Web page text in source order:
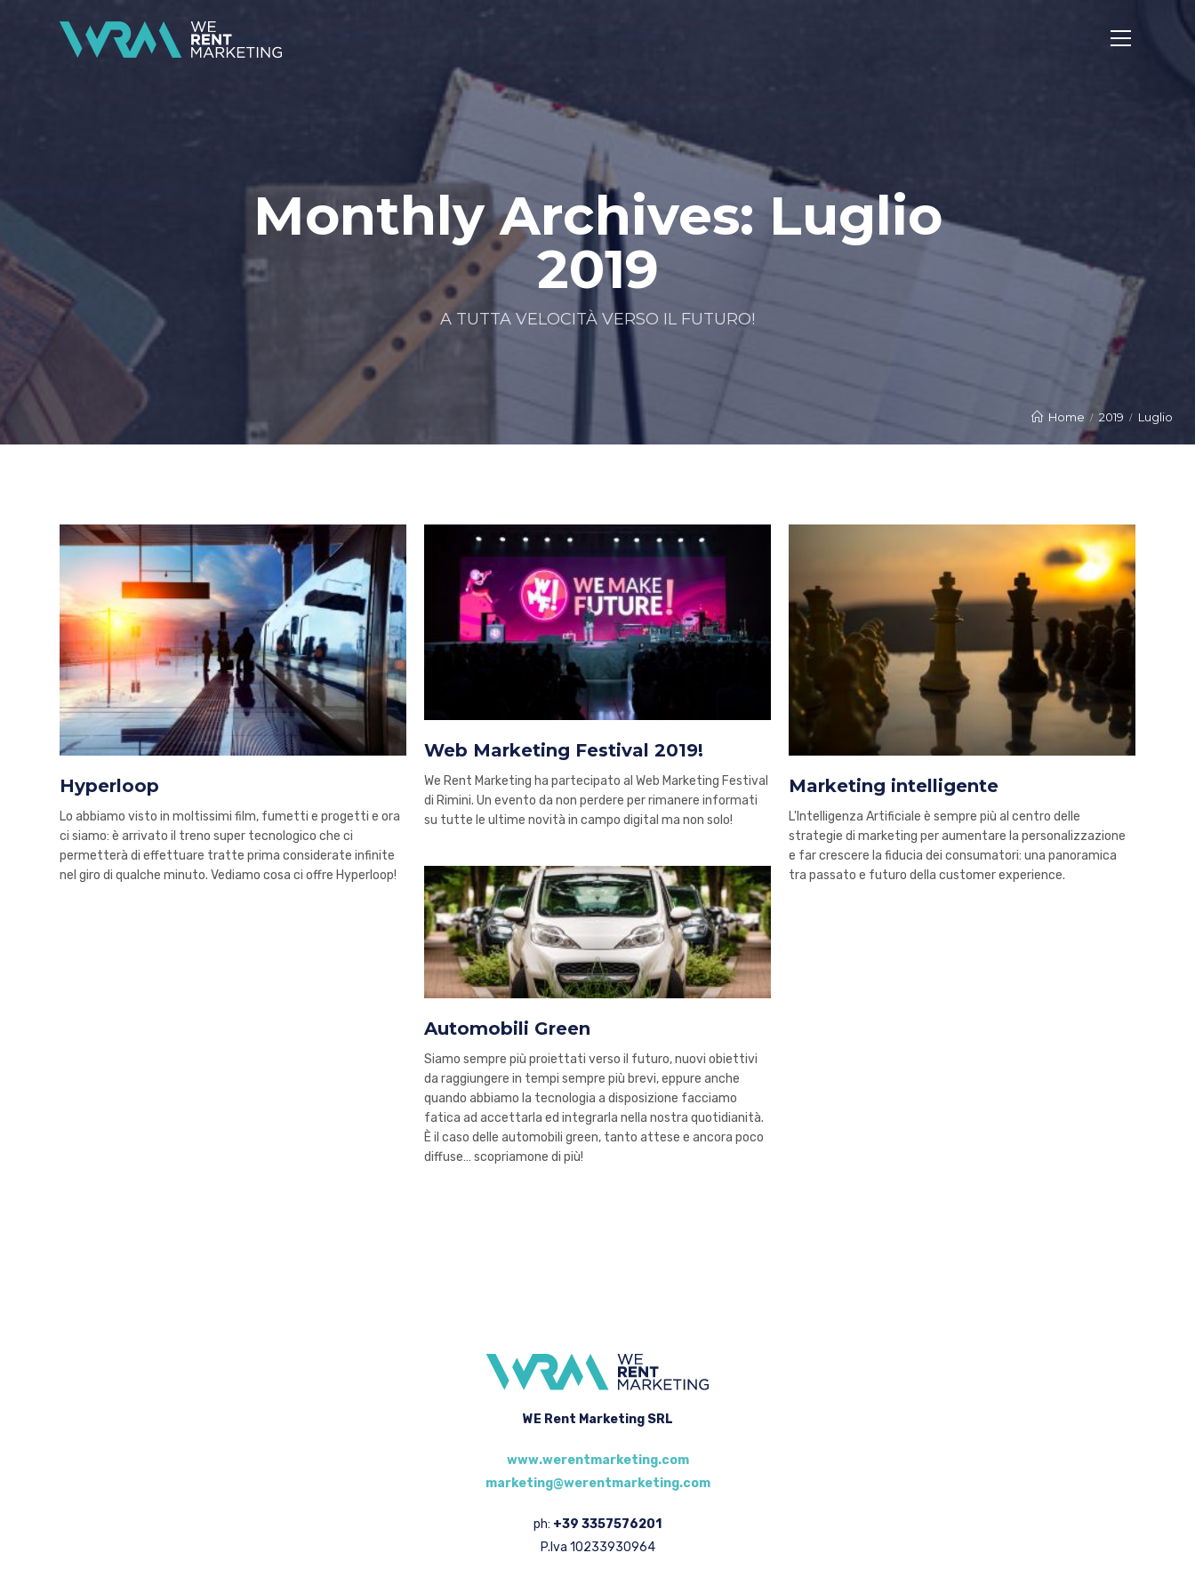
Monthly Archives: Luglio
2019
A TUTTA VELOCITÀ VERSO IL FUTURO!
Home 2019 Luglio
Hyperloop
Lo abbiamo visto in moltissimi film, fumetti e progetti e ora
ci siamo: è arrivato il treno super tecnologico che ci
permetterà di effettuare tratte prima considerate infinite
nel giro di qualche minuto. Vediamo cosa ci offre Hyperloop!
Web Marketing Festival 2019!
We Rent Marketing ha partecipato al Web Marketing Festival
di Rimini. Un evento da non perdere per rimanere informati
su tutte le ultime novità in campo digital ma non solo!
Marketing intelligente
L'Intelligenza Artificiale è sempre più al centro delle
strategie di marketing per aumentare la personalizzazione
e far crescere la fiducia dei consumatori: una panoramica
tra passato e futuro della customer experience.
Automobili Green
Siamo sempre più proiettati verso il futuro, nuovi obiettivi
da raggiungere in tempi sempre più brevi, eppure anche
quando abbiamo la tecnologia a disposizione facciamo
fatica ad accettarla ed integrarla nella nostra quotidianità.
È il caso delle automobili green, tanto attese e ancora poco
diffuse… scopriamone di più!
WE Rent Marketing SRL
www.werentmarketing.com
marketing@werentmarketing.com
ph: +39 3357576201
P.Iva 10233930964